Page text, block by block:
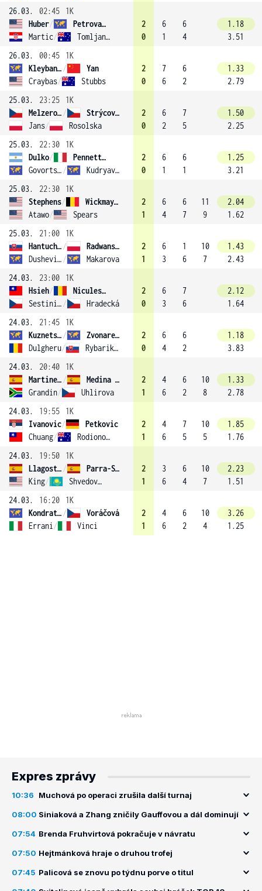
26.03.
02:45
1K
Huber/
Petrova (3)
Martic/ Tomljanovic
2
0
6
1
6
4
1.18
3.51
26.03.
00:45
1K
Kleybanova /
Yan
Craybas/ Stubbs
2
0
7
6
6
2
1.33
2.79
25.03.
23:25
1K
Melzerová /
Strýcová (6)
Jans/ Rosolska
2
0
6
2
7
5
1.50
2.25
25.03.
22:30
1K
Dulko/
Pennetta (1)
Govortsova / Kudryavtseva
2
0
6
1
6
1
1.25
3.21
25.03.
22:30
1K
Stephens/
Wickmayer
Atawo/ Spears
2
1
6
4
6
7
11
9
2.04
1.62
25.03.
21:00
1K
Hantuchová /
Radwanska
Dushevina / Makarova
2
1
6
3
1
6
10
7
1.43
2.43
24.03.
23:00
1K
Hsieh/
Niculescu
Sestini Hlaváčková / Hradecká
2
0
6
3
7
6
2.12
1.64
24.03.
21:45
1K
Kuznetsova /
Zvonareva
Dulgheru/ Rybarikova
2
0
6
4
6
2
1.18
3.83
24.03.
20:40
1K
Martinez Sanchez /
Medina Garrigues (8)
Grandin/ Uhlirova
2
1
4
6
6
2
10
8
1.33
2.78
24.03.
19:55
1K
Ivanovic/
Petkovic
Chuang/ Rodionova
2
1
4
6
7
5
10
5
1.85
1.76
24.03.
19:50
1K
Llagostera Vives /
Parra-Santonja
King/ Shvedova (4)
2
1
3
6
6
4
10
7
2.23
1.51
24.03.
16:20
1K
Kondratieva /
Voráčová
Errani / Vinci
2
1
4
6
6
2
10
4
3.26
1.25
Expres zprávy
10:36 Muchová po operaci zrušila další turnaj
08:00 Siniaková a Zhang zničily Gauffovou a dál dominují
07:54 Brenda Fruhvirtová pokračuje v návratu
07:50 Hejtmánková hraje o druhou trofej
07:45 Palicová se znovu po týdnu porve o titul